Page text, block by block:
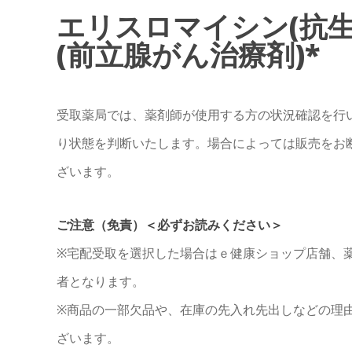
エリスロマイシン(抗
(前立腺がん治療剤)*
受取薬局では、薬剤師が使用する方の状況確認を
り状態を判断いたします。場合によっては販売を
ざいます。
ご注意（免責）＜必ずお読みください＞
※宅配受取を選択した場合はｅ健康ショップ店舗、
者となります。
※商品の一部欠品や、在庫の先入れ先出しなどの理
ざいます。